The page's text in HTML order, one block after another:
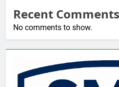
Recent Comments
No comments to show.